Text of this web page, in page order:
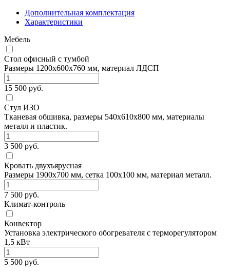
Дополнительная комплектация
Характеристики
Мебель
Стол офисный с тумбой
Размеры 1200х600х760 мм, материал ЛДСП
15 500 руб.
Стул ИЗО
Тканевая обшивка, размеры 540х610х800 мм, материалы
металл и пластик.
3 500 руб.
Кровать двухъярусная
Размеры 1900х700 мм, сетка 100х100 мм, материал металл.
7 500 руб.
Климат-контроль
Конвектор
Установка электрического обогревателя с терморегулятором
1,5 кВт
5 500 руб.